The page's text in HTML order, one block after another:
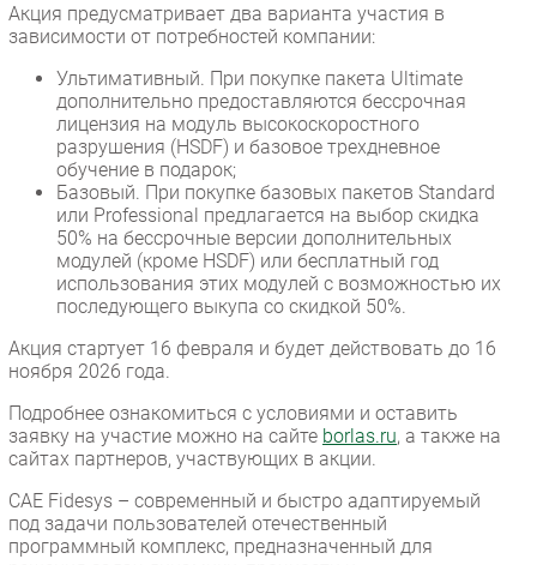
Акция предусматривает два варианта участия в
зависимости от потребностей компании:
Ультимативный. При покупке пакета Ultimate
дополнительно предоставляются бессрочная
лицензия на модуль высокоскоростного
разрушения (HSDF) и базовое трехдневное
обучение в подарок;
Базовый. При покупке базовых пакетов Standard
или Professional предлагается на выбор скидка
50% на бессрочные версии дополнительных
модулей (кроме HSDF) или бесплатный год
использования этих модулей с возможностью их
последующего выкупа со скидкой 50%.
Акция стартует 16 февраля и будет действовать до 16
ноября 2026 года.
Подробнее ознакомиться с условиями и оставить
заявку на участие можно на сайте borlas.ru, а также на
сайтах партнеров, участвующих в акции.
CAE Fidesys – современный и быстро адаптируемый
под задачи пользователей отечественный
программный комплекс, предназначенный для